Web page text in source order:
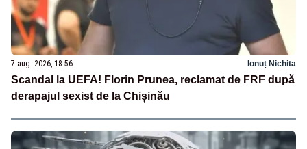
7 aug. 2026, 18:56 Ionuț Nichita
Scandal la UEFA! Florin Prunea, reclamat de FRF după
derapajul sexist de la Chișinău